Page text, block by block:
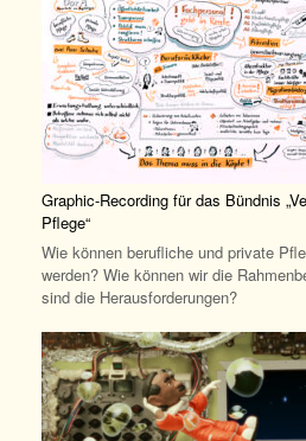
Graphic-Recording für das Bündnis
Pflege“
Wie können berufliche und private
werden? Wie können wir die
sind die Herausforderungen?